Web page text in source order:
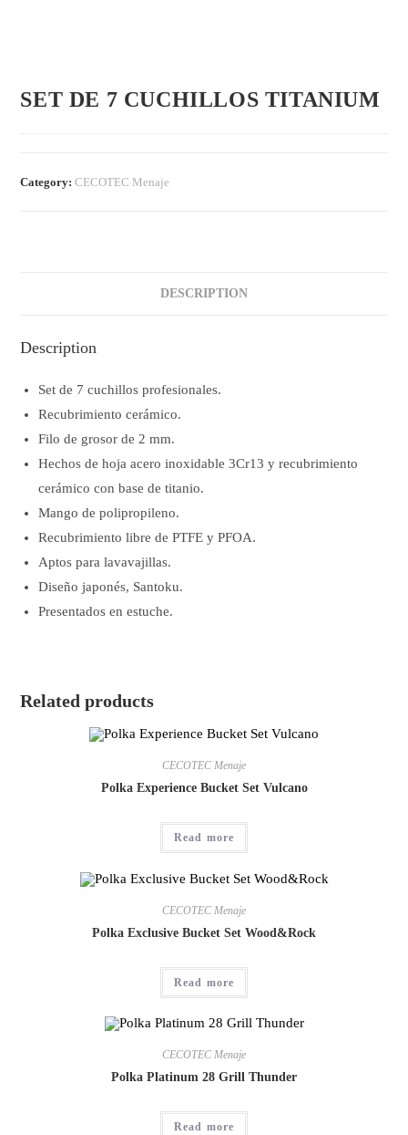
SET DE 7 CUCHILLOS TITANIUM
Category:CECOTEC Menaje
DESCRIPTION
Description
Set de 7 cuchillos profesionales.
Recubrimiento cerámico.
Filo de grosor de 2 mm.
Hechos de hoja acero inoxidable 3Cr13 y recubrimiento
cerámico con base de titanio.
Mango de polipropileno.
Recubrimiento libre de PTFE y PFOA.
Aptos para lavavajillas.
Diseño japonés, Santoku.
Presentados en estuche.
Related products
CECOTEC Menaje
Polka Experience Bucket Set Vulcano
Read more
CECOTEC Menaje
Polka Exclusive Bucket Set Wood&Rock
Read more
CECOTEC Menaje
Polka Platinum 28 Grill Thunder
Read more